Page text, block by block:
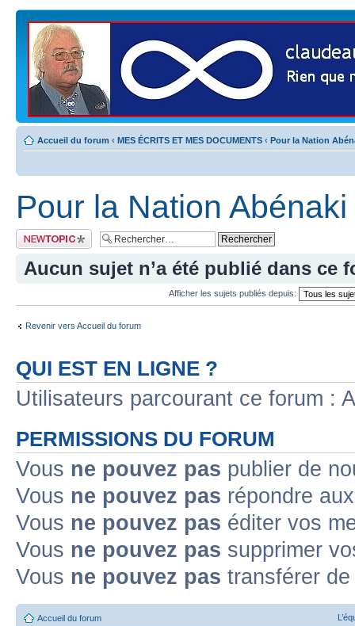
Accueil du forum ‹ MES ÉCRITS ET MES DOCUMENTS ‹ Pour la Nation
Pour la Nation Abénaki
Publier un nouveau
sujet
Aucun sujet n’a été publié dans ce
Afficher les sujets publiés depuis:
Revenir vers Accueil du forum
QUI EST EN LIGNE ?
Utilisateurs parcourant ce forum :
PERMISSIONS DU FORUM
Vous ne pouvez pas publier de
Vous ne pouvez pas répondre
Vous ne pouvez pas éditer vos
Vous ne pouvez pas supprimer
Vous ne pouvez pas transférer
Accueil du forum